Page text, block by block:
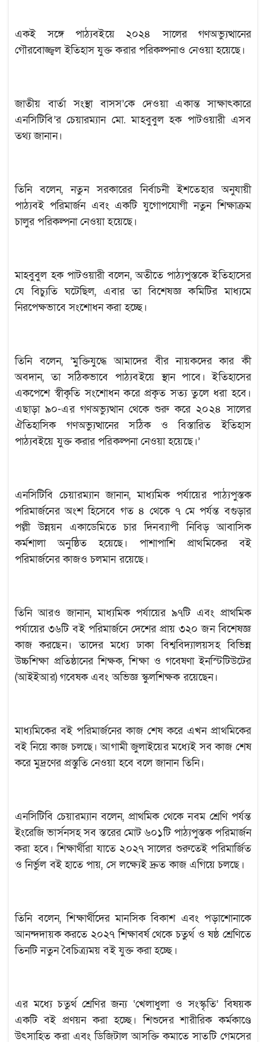
একই সঙ্গে পাঠ্যবইয়ে ২০২৪ সালের গণঅভ্যুত্থানের
গৌরবোজ্জ্বল ইতিহাস যুক্ত করার পরিকল্পনাও নেওয়া হয়েছে।
জাতীয় বার্তা সংস্থা বাসস’কে দেওয়া একান্ত সাক্ষাৎকারে
এনসিটিবি’র চেয়ারম্যান মো. মাহবুবুল হক পাটওয়ারী এসব
তথ্য জানান।
তিনি বলেন, নতুন সরকারের নির্বাচনী ইশতেহার অনুযায়ী
পাঠ্যবই পরিমার্জন এবং একটি যুগোপযোগী নতুন শিক্ষাক্রম
চালুর পরিকল্পনা নেওয়া হয়েছে।
মাহবুবুল হক পাটওয়ারী বলেন, অতীতে পাঠ্যপুস্তকে ইতিহাসের
যে বিচ্যুতি ঘটেছিল, এবার তা বিশেষজ্ঞ কমিটির মাধ্যমে
নিরপেক্ষভাবে সংশোধন করা হচ্ছে।
তিনি বলেন, ‘মুক্তিযুদ্ধে আমাদের বীর নায়কদের কার কী
অবদান, তা সঠিকভাবে পাঠ্যবইয়ে স্থান পাবে। ইতিহাসের
একপেশে স্বীকৃতি সংশোধন করে প্রকৃত সত্য তুলে ধরা হবে।
এছাড়া ৯০-এর গণঅভ্যুত্থান থেকে শুরু করে ২০২৪ সালের
ঐতিহাসিক গণঅভ্যুত্থানের সঠিক ও বিস্তারিত ইতিহাস
পাঠ্যবইয়ে যুক্ত করার পরিকল্পনা নেওয়া হয়েছে।’
এনসিটিবি চেয়ারম্যান জানান, মাধ্যমিক পর্যায়ের পাঠ্যপুস্তক
পরিমার্জনের অংশ হিসেবে গত ৪ থেকে ৭ মে পর্যন্ত বগুড়ার
পল্লী উন্নয়ন একাডেমিতে চার দিনব্যাপী নিবিড় আবাসিক
কর্মশালা অনুষ্ঠিত হয়েছে। পাশাপাশি প্রাথমিকের বই
পরিমার্জনের কাজও চলমান রয়েছে।
তিনি আরও জানান, মাধ্যমিক পর্যায়ের ৯৭টি এবং প্রাথমিক
পর্যায়ের ৩৬টি বই পরিমার্জনে দেশের প্রায় ৩২০ জন বিশেষজ্ঞ
কাজ করছেন। তাদের মধ্যে ঢাকা বিশ্ববিদ্যালয়সহ বিভিন্ন
উচ্চশিক্ষা প্রতিষ্ঠানের শিক্ষক, শিক্ষা ও গবেষণা ইনস্টিটিউটের
(আইইআর) গবেষক এবং অভিজ্ঞ স্কুলশিক্ষক রয়েছেন।
মাধ্যমিকের বই পরিমার্জনের কাজ শেষ করে এখন প্রাথমিকের
বই নিয়ে কাজ চলছে। আগামী জুলাইয়ের মধ্যেই সব কাজ শেষ
করে মুদ্রণের প্রস্তুতি নেওয়া হবে বলে জানান তিনি।
এনসিটিবি চেয়ারম্যান বলেন, প্রাথমিক থেকে নবম শ্রেণি পর্যন্ত
ইংরেজি ভার্সনসহ সব স্তরের মোট ৬০১টি পাঠ্যপুস্তক পরিমার্জন
করা হবে। শিক্ষার্থীরা যাতে ২০২৭ সালের শুরুতেই পরিমার্জিত
ও নির্ভুল বই হাতে পায়, সে লক্ষ্যেই দ্রুত কাজ এগিয়ে চলছে।
তিনি বলেন, শিক্ষার্থীদের মানসিক বিকাশ এবং পড়াশোনাকে
আনন্দদায়ক করতে ২০২৭ শিক্ষাবর্ষ থেকে চতুর্থ ও ষষ্ঠ শ্রেণিতে
তিনটি নতুন বৈচিত্র্যময় বই যুক্ত করা হচ্ছে।
এর মধ্যে চতুর্থ শ্রেণির জন্য ‘খেলাধুলা ও সংস্কৃতি’ বিষয়ক
একটি বই প্রণয়ন করা হচ্ছে। শিশুদের শারীরিক কর্মকাণ্ডে
উৎসাহিত করা এবং ডিজিটাল আসক্তি কমাতে সাতটি গেমসের